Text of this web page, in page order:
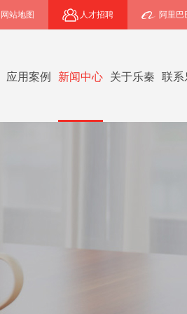
网站地图 人才招聘 阿里巴
应用案例 新闻中心 关于乐秦 联系